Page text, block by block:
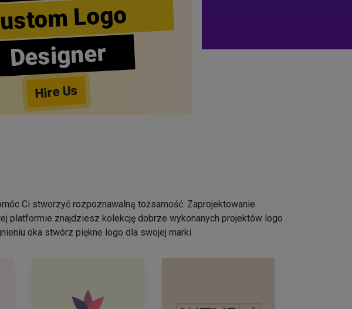
Logo
Designer
Hire Us
Ci stworzyć rozpoznawalną tożsamość. Zaprojektowanie
platformie znajdziesz kolekcję dobrze wykonanych projektów logo
oka stwórz piękne logo dla swojej marki.